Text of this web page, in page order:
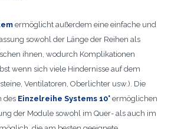
ermöglicht außerdem eine einfache und
sowohl der Länge der Reihen als
ihnen, wodurch Komplikationen
wenn sich viele Hindernisse auf dem
Ventilatoren, Oberlichter usw.). Die
des Einzelreihe Systems 10° ermöglichen
der Module sowohl im Quer- als auch im